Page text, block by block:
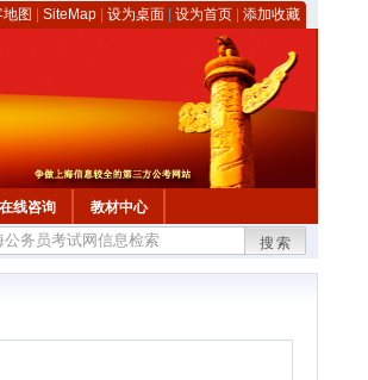
图 SiteMap 设为桌面 设为首页 添加收藏
在线咨询 教材中心
搜索